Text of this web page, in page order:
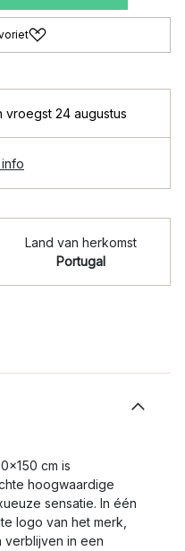
24 augustus
Land van herkomst
Portugal
cm is
hoogwaardige
sensatie. In één
logo van het merk,
verblijven in een